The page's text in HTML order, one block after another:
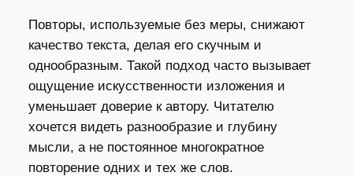
Повторы, используемые без меры, снижают
качество текста, делая его скучным и
однообразным. Такой подход часто вызывает
ощущение искусственности изложения и
уменьшает доверие к автору. Читателю
хочется видеть разнообразие и глубину
мысли, а не постоянное многократное
повторение одних и тех же слов.